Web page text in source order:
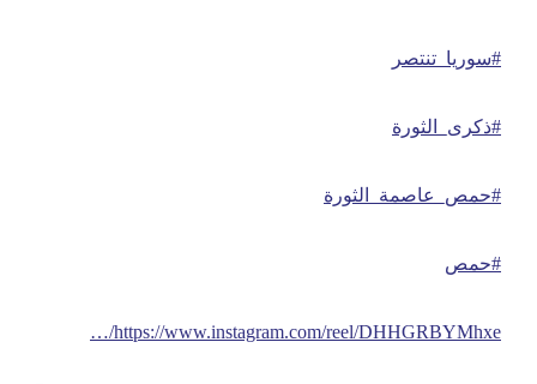
#سوريا_تنتصر
#ذكرى_الثورة
#حمص_عاصمة_الثورة
#حمص
https://www.instagram.com/reel/DHHGRBYMhxe/…